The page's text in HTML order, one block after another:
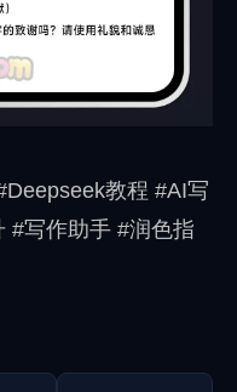
教程 #AI写
#写作助手 #润色指